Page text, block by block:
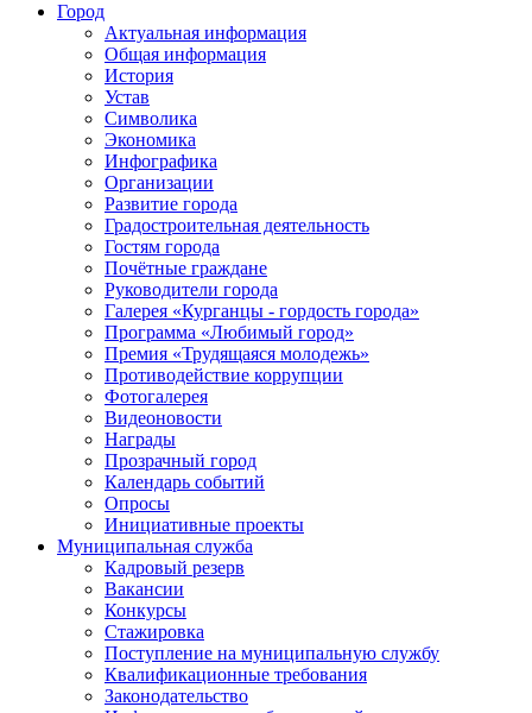
Город
Актуальная информация
Общая информация
История
Устав
Символика
Экономика
Инфографика
Организации
Развитие города
Градостроительная деятельность
Гостям города
Почётные граждане
Руководители города
Галерея «Курганцы - гордость города»
Программа «Любимый город»
Премия «Трудящаяся молодежь»
Противодействие коррупции
Фотогалерея
Видеоновости
Награды
Прозрачный город
Календарь событий
Опросы
Инициативные проекты
Муниципальная служба
Кадровый резерв
Вакансии
Конкурсы
Стажировка
Поступление на муниципальную службу
Квалификационные требования
Законодательство